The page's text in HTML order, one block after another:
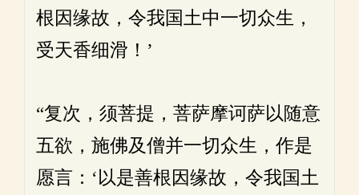
根因缘故，令我国土中一切众生，
受天香细滑！’
“复次，须菩提，菩萨摩诃萨以随意
五欲，施佛及僧并一切众生，作是
愿言：‘以是善根因缘故，令我国土